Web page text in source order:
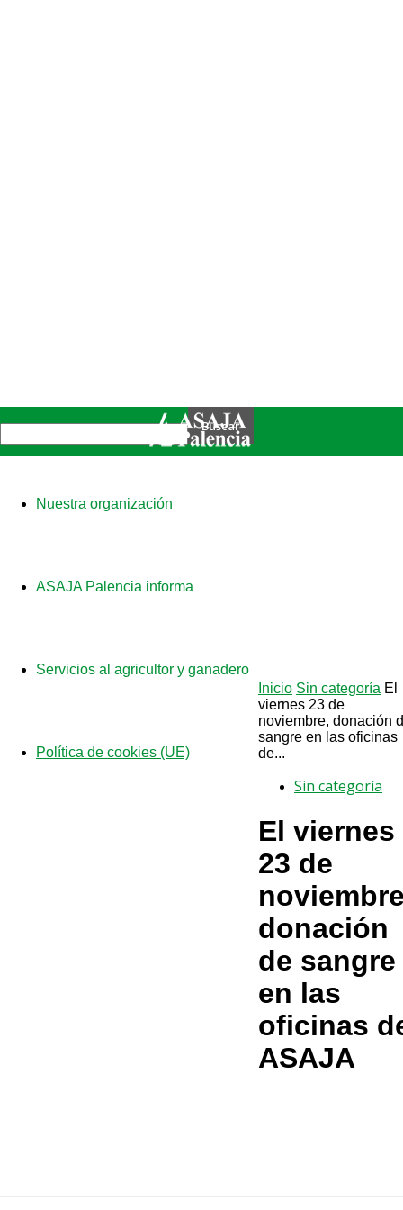
Nuestra organización
ASAJA Palencia informa
Servicios al agricultor y ganadero
Política de cookies (UE)
Inicio Sin categoría El
viernes 23 de
noviembre, donación
sangre en las oficinas
de...
Sin categoría
El viernes
23 de
donación
de sangre
en las
oficinas
ASAJA